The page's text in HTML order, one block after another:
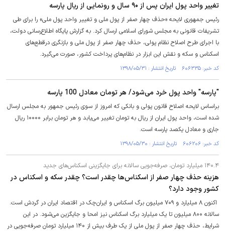
تغییر واحد پول ایران پس از ۹۰ سال و رونمایی از ریال پارسه
رئیس جمهوری لایحه «حذف چهار صفر از پول ملی و تغییر واحد پول ملی» را برای طی
تشریفات قانونی به مجلس شورای اسلامی ارسال کرد. به گزارش پایگاه اطلاع‌رسانی دولت،
با اجرای طرح اصلاح نظام پولی، حذف چهار صفر از پول ملی و بازنگری درقطع‌های
اسکناس و سکه و نقش این ابزار در نظام‌های پرداخت کشور، صورت می‌گیرد.
کد خبر: ۶۰۶۳۳۵ تاریخ انتشار : ۱۳۹۸/۰۵/۳۱
"پارسه" واحد پول خرد می‌شود/ هر تومان معادل 100 پارسه
براساس لایحه اصلاح قانون پولی و بانکی که امروز از سوی رئیس جمهور به مجلس ارسال
شده است، واحد پول ایران از ریال به تومان تغییر می‌یابد و هر تومان برابر ۱۰۰۰۰ ریال
جاری و معادل یکصد پارسه است.
کد خبر: ۶۰۶۲۰۶ تاریخ انتشار : ۱۳۹۸/۰۵/۳۰
۱۴۰.۴ میلیارد تومان، صرفه‌جویی سالانه برای جایگزینی اسکناس‌های جدید
هزینه حذف چهار صفر از اسکناس‌ها چقدر است؟ چقدر سکه و اسکناس در
کشور وجود دارد؟
اکنون ۸ میلیارد و ۷۰۹ میلیون برگ اسکناس و ایران‌چک در اقتصاد ایران در گردش است.
سالانه ۸۰۰ میلیون تا یک میلیارد برگ اسکناس نیز امحا و جایگزین می‌شود. در این
شرایط، حذف چهار صفر از پول ملی از یک طرف بیش از ۱۴۰ میلیارد تومان صرفه‌جویی در